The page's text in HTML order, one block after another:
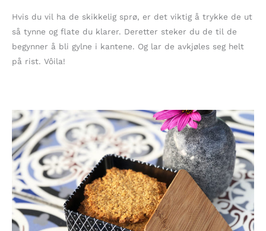
Hvis du vil ha de skikkelig sprø, er det viktig å trykke de ut
så tynne og flate du klarer. Deretter steker du de til de
begynner å bli gylne i kantene. Og lar de avkjøles seg helt
på rist. Vôila!